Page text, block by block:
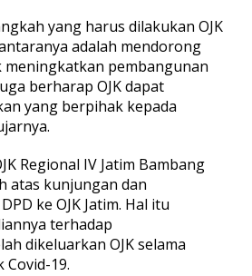
yang harus dilakukan OJK
adalah mendorong
pembangunan
berharap OJK dapat
yang berpihak kepada
Regional IV Jatim Bambang
atas kunjungan dan
ke OJK Jatim. Hal itu
terhadap
dikeluarkan OJK selama
19.